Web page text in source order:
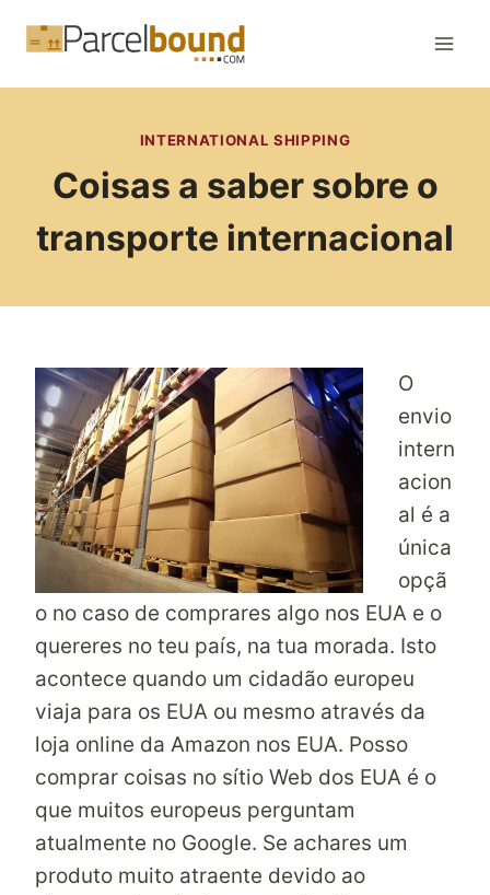
INTERNATIONAL SHIPPING
Coisas a saber sobre o
transporte internacional
O
envio
intern
acion
al é a
única
opçã
o no caso de comprares algo nos EUA e o
quereres no teu país, na tua morada. Isto
acontece quando um cidadão europeu
viaja para os EUA ou mesmo através da
loja online da Amazon nos EUA. Posso
comprar coisas no sítio Web dos EUA é o
que muitos europeus perguntam
atualmente no Google. Se achares um
produto muito atraente devido ao